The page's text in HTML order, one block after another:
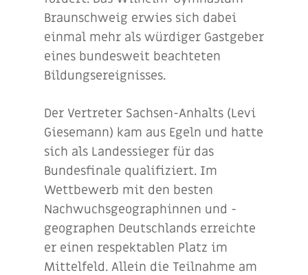
Braunschweig erwies sich dabei
einmal mehr als würdiger Gastgeber
eines bundesweit beachteten
Bildungsereignisses.
Der Vertreter Sachsen-Anhalts (Levi
Giesemann) kam aus Egeln und hatte
sich als Landessieger für das
Bundesfinale qualifiziert. Im
Wettbewerb mit den besten
Nachwuchsgeographinnen und -
geographen Deutschlands erreichte
er einen respektablen Platz im
Mittelfeld. Allein die Teilnahme am